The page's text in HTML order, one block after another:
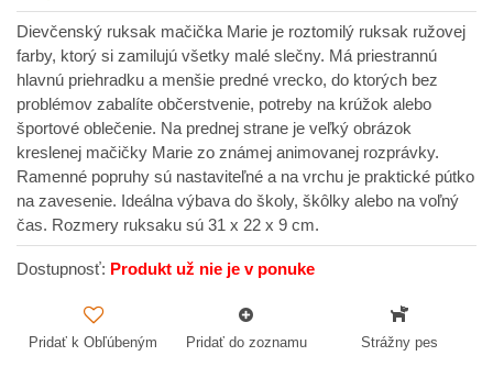
Dievčenský ruksak mačička Marie je roztomilý ruksak ružovej
farby, ktorý si zamilujú všetky malé slečny. Má priestrannú
hlavnú priehradku a menšie predné vrecko, do ktorých bez
problémov zabalíte občerstvenie, potreby na krúžok alebo
športové oblečenie. Na prednej strane je veľký obrázok
kreslenej mačičky Marie zo známej animovanej rozprávky.
Ramenné popruhy sú nastaviteľné a na vrchu je praktické pútko
na zavesenie. Ideálna výbava do školy, škôlky alebo na voľný
čas. Rozmery ruksaku sú 31 x 22 x 9 cm.
Dostupnosť: Produkt už nie je v ponuke
Pridať k Obľúbeným Pridať do zoznamu Strážny pes